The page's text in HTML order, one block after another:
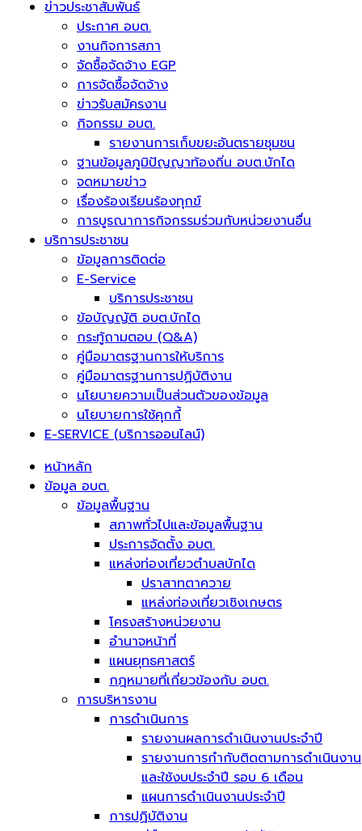
ข่าวประชาสัมพันธ์
ประกาศ อบต.
งานกิจการสภา
จัดซื้อจัดจ้าง EGP
การจัดซื้อจัดจ้าง
ข่าวรับสมัครงาน
กิจกรรม อบต.
รายงานการเก็บขยะอันตรายชุมชน
ฐานข้อมูลภูมิปัญญาท้องถิ่น อบต.บักได
จดหมายข่าว
เรื่องร้องเรียนร้องทุกข์
การบูรณาการกิจกรรมร่วมกับหน่วยงานอื่น
บริการประชาชน
ข้อมูลการติดต่อ
E-Service
บริการประชาชน
ข้อบัญญัติ อบต.บักได
กระทู้ถามตอบ (Q&A)
คู่มือมาตรฐานการให้บริการ
คู่มือมาตรฐานการปฏิบัติงาน
นโยบายความเป็นส่วนตัวของข้อมูล
นโยบายการใช้คุกกี้
E-SERVICE (บริการออนไลน์)
หน้าหลัก
ข้อมูล อบต.
ข้อมูลพื้นฐาน
สภาพทั่วไปและข้อมูลพื้นฐาน
ประการจัดตั้ง อบต.
แหล่งท่องเที่ยวตำบลบักได
ปราสาทตาควาย
แหล่งท่องเที่ยวเชิงเกษตร
โครงสร้างหน่วยงาน
อำนาจหน้าที่
แผนยุทธศาสตร์
กฎหมายที่เกี่ยวข้องกับ อบต.
การบริหารงาน
การดำเนินการ
รายงานผลการดำเนินงานประจำปี
รายงานการกำกับติดตามการดำเนินงาน
และใช้งบประจำปี รอบ 6 เดือน
แผนการดำเนินงานประจำปี
การปฏิบัติงาน